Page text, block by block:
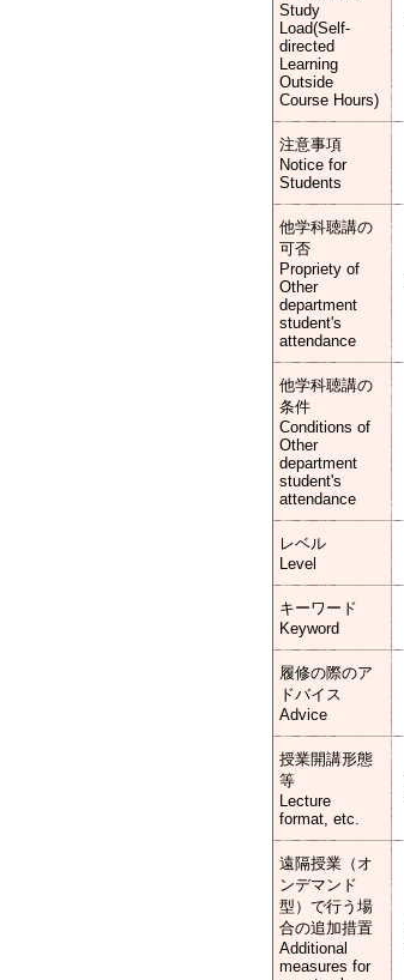
Study
Load(Self-
directed
Learning
Outside
Course Hours)
注意事項
Notice for
Students
他学科聴講の
可否
Propriety of
Other
department
student's
attendance
他学科聴講の
条件
Conditions of
Other
department
student's
attendance
レベル
Level
キーワード
Keyword
履修の際のア
ドバイス
Advice
授業開講形態
等
Lecture
format, etc.
遠隔授業（オ
ンデマンド
型）で行う場
合の追加措置
Additional
measures for